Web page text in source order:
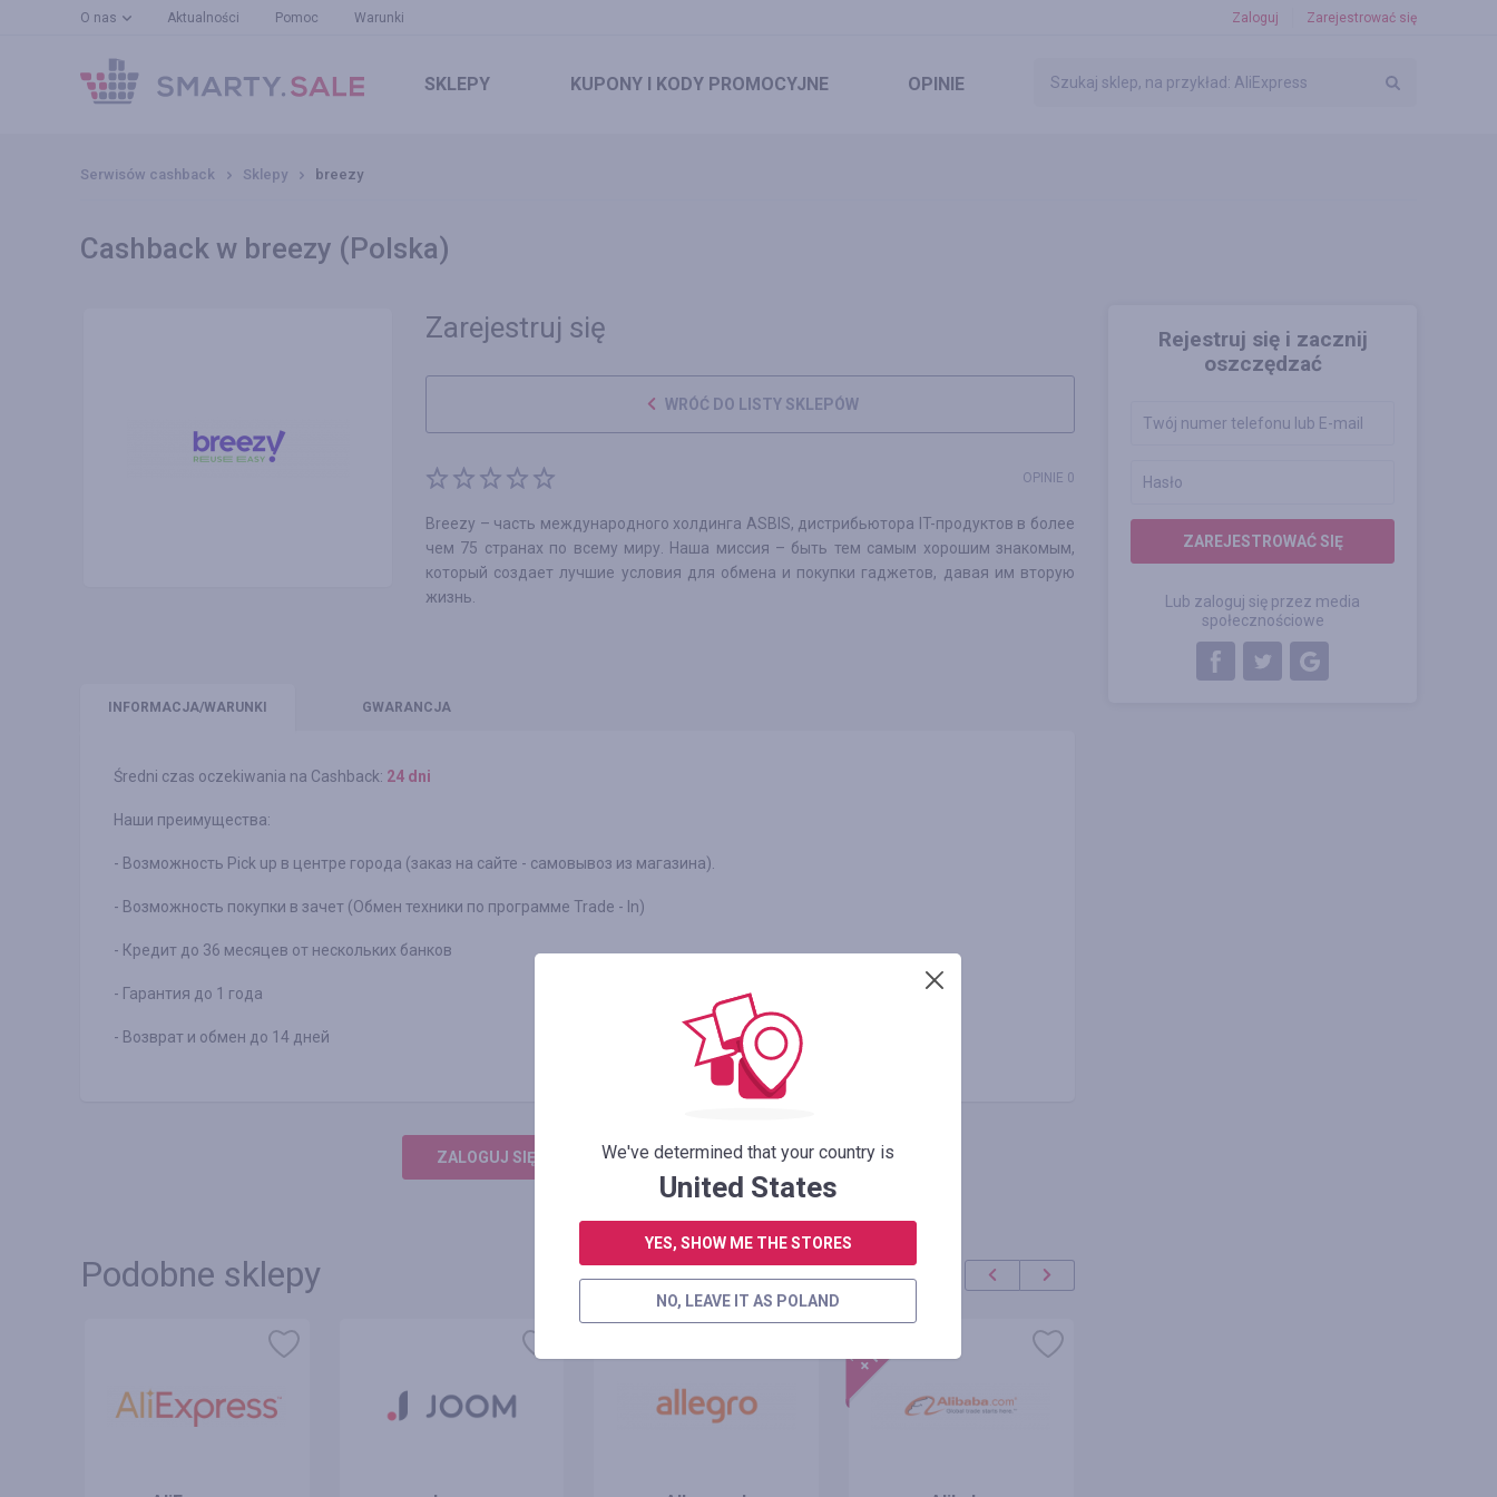
O nas Aktualności Pomoc Warunki Zaloguj Zarejestrować się
SKLEPY KUPONYI KODY PROMOCYJNE OPINIE
Serwisów cashback Sklepy breezy
Cashback w breezy (Polska)
Rejestruj się i zacznij
oszczędzać
ZAREJESTROWAĆ SIĘ
Lub zaloguj się przez media
społecznościowe
Zarejestruj się
WRÓĆ DO LISTY SKLEPÓW
OPINIE 0
Breezy – часть международного холдинга ASBIS, дистрибьютора IT-продуктов в более
чем 75 странах по всему миру. Наша миссия – быть тем самым хорошим знакомым,
который создает лучшие условия для обмена и покупки гаджетов, давая им вторую
жизнь.
INFO RMACJA/WARUNKI GWARANCJA
Średni czas oczekiwania na Cashback: 24 dni
Наши преимущества:
- Возможность Pick up в центре города (заказ на сайте - самовывоз из магазина).
- Возможность покупки в зачет (Обмен техники по программе Trade - In)
- Кредит до 36 месяцев от нескольких банков
- Гарантия до 1 года
- Возврат и обмен до 14 дней
ZALOGUJ SIĘ, ŻEBY ZOSTAWIĆ OPINIĘ
Podobne sklepy
promocja
+100%
We've determined that your country is
United States
YES, SHOW ME THE STORES
NO, LEAVE IT AS POLAND